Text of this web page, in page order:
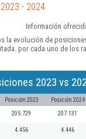
- 2024
Información
la evolución de
por cada uno de los
2023 vs
Posición 2023 Posición 2024
205.729 207.131
4.456 4.446